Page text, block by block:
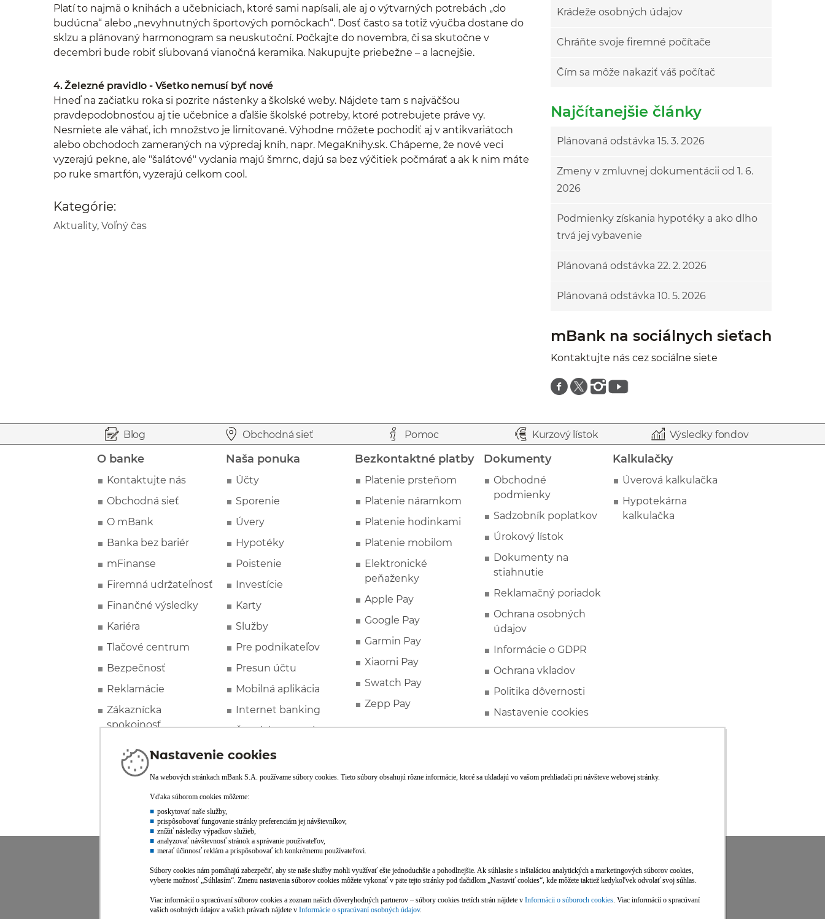
Platí to najmä o knihách a učebniciach, ktoré sami napísali, ale aj o výtvarných potrebách „do
budúcna“ alebo „nevyhnutných športových pomôckach“. Dosť často sa totiž výučba dostane do
sklzu a plánovaný harmonogram sa neuskutoční. Počkajte do novembra, či sa skutočne v
decembri bude robiť sľubovaná vianočná keramika. Nakupujte priebežne – a lacnejšie.
4. Železné pravidlo - Všetko nemusí byť nové
Hneď na začiatku roka si pozrite nástenky a školské weby. Nájdete tam s najväčšou
pravdepodobnosťou aj tie učebnice a ďalšie školské potreby, ktoré potrebujete práve vy.
Nesmiete ale váhať, ich množstvo je limitované. Výhodne môžete pochodiť aj v antikvariátoch
alebo obchodoch zameraných na výpredaj kníh, napr. MegaKnihy.sk. Chápeme, že nové veci
vyzerajú pekne, ale "šalátové" vydania majú šmrnc, dajú sa bez výčitiek počmárať a ak k nim máte
po ruke smartfón, vyzerajú celkom cool.
Kategórie:
Aktuality, Voľný čas
Krádeže osobných údajov
Chráňte svoje firemné počítače
Čím sa môže nakaziť váš počítač
Najčítanejšie články
Plánovaná odstávka 15. 3. 2026
Zmeny v zmluvnej dokumentácii od 1. 6.
2026
Podmienky získania hypotéky a ako dlho
trvá jej vybavenie
Plánovaná odstávka 22. 2. 2026
Plánovaná odstávka 10. 5. 2026
mBank na sociálnych sieťach
Kontaktujte nás cez sociálne siete
Znajdź nas na facebooku
Znajdź nas na twitterze
Znajdź nas na instagramie
Znajdź nas na youtube
Blog Obchodná sieť Pomoc Kurzový lístok Výsledky fondov
O banke
Kontaktujte nás
Obchodná sieť
O mBank
Banka bez bariér
mFinanse
Firemná udržateľnosť
Finančné výsledky
Kariéra
Tlačové centrum
Bezpečnosť
Reklamácie
Zákaznícka
spokojnosť
Naša ponuka
Účty
Sporenie
Úvery
Hypotéky
Poistenie
Investície
Karty
Služby
Pre podnikateľov
Presun účtu
Mobilná aplikácia
Internet banking
Špeciálne ponuky
Bezkontaktné platby
Platenie prsteňom
Platenie náramkom
Platenie hodinkami
Platenie mobilom
Elektronické
peňaženky
Apple Pay
Google Pay
Garmin Pay
Xiaomi Pay
Swatch Pay
Zepp Pay
Dokumenty
Obchodné
podmienky
Sadzobník poplatkov
Úrokový lístok
Dokumenty na
stiahnutie
Reklamačný poriadok
Ochrana osobných
údajov
Informácie o GDPR
Ochrana vkladov
Politika dôvernosti
Nastavenie cookies
Kalkulačky
Úverová kalkulačka
Hypotekárna
kalkulačka
Viac informácií